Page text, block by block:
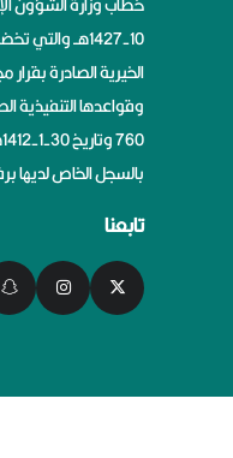
10-1427هــ
وقواعدها التنفيذية
بالسجل الخاص لديها برقم 367 بتاريخ 18-7-
تابعنا